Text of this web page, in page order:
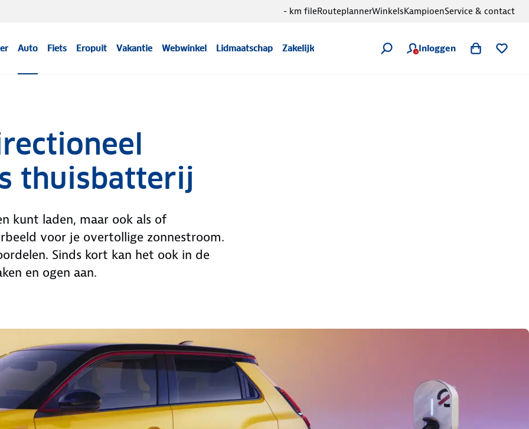
Auto Fiets Eropuit Vakantie Webwinkel Lidmaatschap Zakelijk Inloggen
- km fileRouteplannerWinkelsKampioenService & contact
thuisbatterij
kunt laden, maar ook als of
voor je overtollige zonnestroom.
Sinds kort kan het ook in de
en ogen aan.